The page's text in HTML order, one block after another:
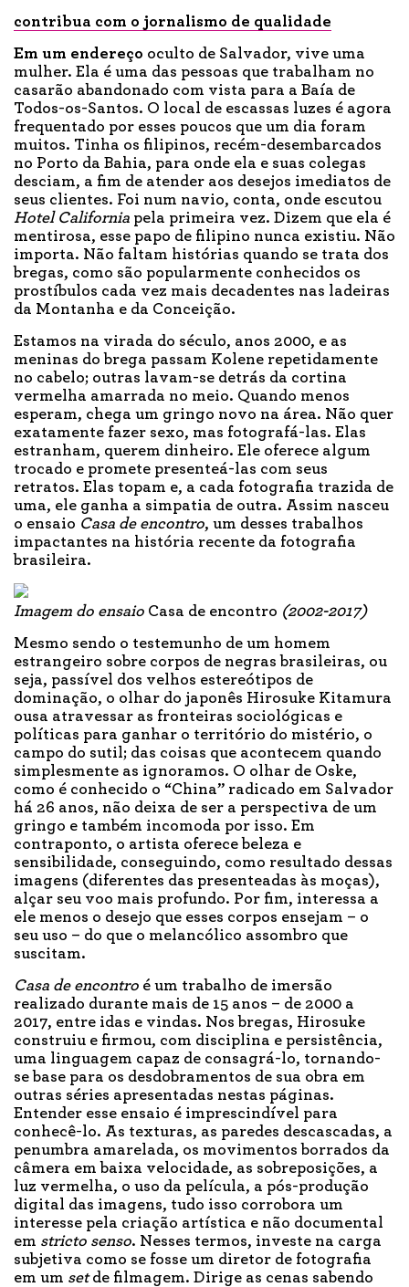
contribua com o jornalismo de qualidade
Em um endereço oculto de Salvador, vive uma
mulher. Ela é uma das pessoas que trabalham no
casarão abandonado com vista para a Baía de
Todos-os-Santos. O local de escassas luzes é agora
frequentado por esses poucos que um dia foram
muitos. Tinha os filipinos, recém-desembarcados
no Porto da Bahia, para onde ela e suas colegas
desciam, a fim de atender aos desejos imediatos de
seus clientes. Foi num navio, conta, onde escutou
Hotel California pela primeira vez. Dizem que ela é
mentirosa, esse papo de filipino nunca existiu. Não
importa. Não faltam histórias quando se trata dos
bregas, como são popularmente conhecidos os
prostíbulos cada vez mais decadentes nas ladeiras
da Montanha e da Conceição.
Estamos na virada do século, anos 2000, e as
meninas do brega passam Kolene repetidamente
no cabelo; outras lavam-se detrás da cortina
vermelha amarrada no meio. Quando menos
esperam, chega um gringo novo na área. Não quer
exatamente fazer sexo, mas fotografá-las. Elas
estranham, querem dinheiro. Ele oferece algum
trocado e promete presenteá-las com seus
retratos. Elas topam e, a cada fotografia trazida de
uma, ele ganha a simpatia de outra. Assim nasceu
o ensaio Casa de encontro, um desses trabalhos
impactantes na história recente da fotografia
brasileira.
Imagem do ensaio Casa de encontro (2002-2017)
Mesmo sendo o testemunho de um homem
estrangeiro sobre corpos de negras brasileiras, ou
seja, passível dos velhos estereótipos de
dominação, o olhar do japonês Hirosuke Kitamura
ousa atravessar as fronteiras sociológicas e
políticas para ganhar o território do mistério, o
campo do sutil; das coisas que acontecem quando
simplesmente as ignoramos. O olhar de Oske,
como é conhecido o “China” radicado em Salvador
há 26 anos, não deixa de ser a perspectiva de um
gringo e também incomoda por isso. Em
contraponto, o artista oferece beleza e
sensibilidade, conseguindo, como resultado dessas
imagens (diferentes das presenteadas às moças),
alçar seu voo mais profundo. Por fim, interessa a
ele menos o desejo que esses corpos ensejam – o
seu uso – do que o melancólico assombro que
suscitam.
Casa de encontro é um trabalho de imersão
realizado durante mais de 15 anos – de 2000 a
2017, entre idas e vindas. Nos bregas, Hirosuke
construiu e firmou, com disciplina e persistência,
uma linguagem capaz de consagrá-lo, tornando-
se base para os desdobramentos de sua obra em
outras séries apresentadas nestas páginas.
Entender esse ensaio é imprescindível para
conhecê-lo. As texturas, as paredes descascadas, a
penumbra amarelada, os movimentos borrados da
câmera em baixa velocidade, as sobreposições, a
luz vermelha, o uso da película, a pós-produção
digital das imagens, tudo isso corrobora um
interesse pela criação artística e não documental
em stricto senso. Nesses termos, investe na carga
subjetiva como se fosse um diretor de fotografia
em um setde filmagem. Dirige as cenas sabendo